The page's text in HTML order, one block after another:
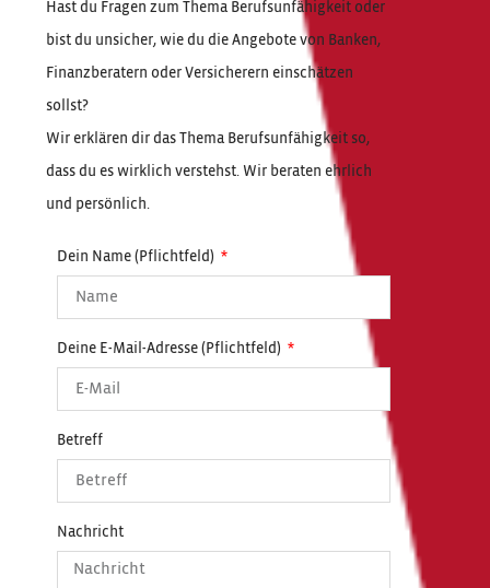
Hast du Fragen zum Thema Berufsunfähigkeit oder
bist du unsicher, wie du die Angebote von Banken,
Finanzberatern oder Versicherern einschätzen
sollst?
Wir erklären dir das Thema Berufsunfähigkeit so,
dass du es wirklich verstehst. Wir beraten ehrlich
und persönlich.
Dein Name (Pflichtfeld)
Deine E-Mail-Adresse (Pflichtfeld)
Betreff
Nachricht